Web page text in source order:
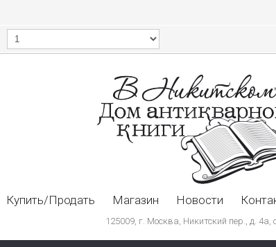
Купить/Продать Магазин Новости
125009, г. Москва, Никитский пер., д. 4а,